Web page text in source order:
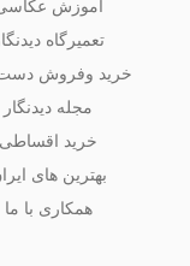
آموزش
تعمیرگاه
خرید وفروش
مجله دیدنگار
خرید اقساطی
بهترین های
همکاری با ما